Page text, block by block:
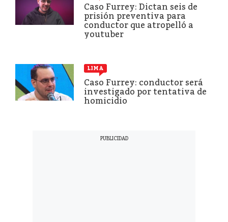
Caso Furrey: Dictan seis de
prisión preventiva para
conductor que atropelló a
youtuber
LIMA
Caso Furrey: conductor será
investigado por tentativa de
homicidio